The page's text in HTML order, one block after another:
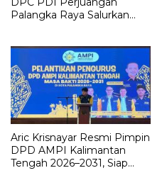
Palangka Raya Salurkan
Aric Krisnayar Resmi Pimpin
DPD AMPI Kalimantan
Tengah 2026–2031, Siap